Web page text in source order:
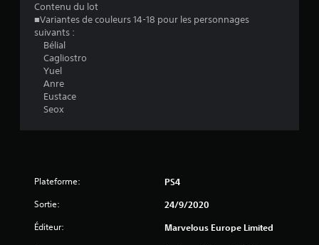
é
l
Contenu du lot
■Variantes de couleurs 14-18 pour les personnages
suivants :
Bélial
Cagliostro
Yuel
Anre
Eustace
Seox
Plateforme: PS4
Sortie: 24/9/2020
Éditeur: Marvelous Europe Limited